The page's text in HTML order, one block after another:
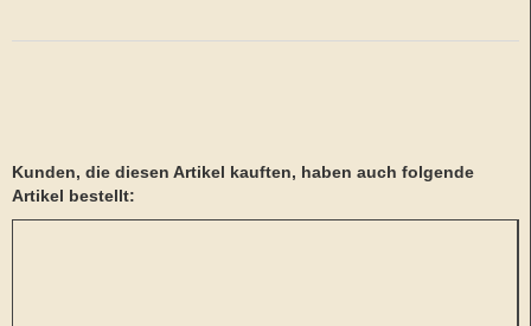
Kunden, die diesen Artikel kauften, haben auch folgende
Artikel bestellt: